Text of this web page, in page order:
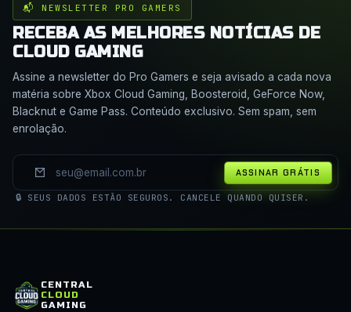
📬 NEWSLETTER PRO GAMERS
RECEBA AS MELHORES NOTÍCIAS DE
CLOUD GAMING
Assine a newsletter do Pro Gamers e seja avisado a cada nova
matéria sobre Xbox Cloud Gaming, Boosteroid, GeForce Now,
Blacknut e Game Pass. Conteúdo exclusivo. Sem spam, sem
enrolação.
ASSINAR GRÁTIS
🔒 SEUS DADOS ESTÃO SEGUROS. CANCELE QUANDO QUISER.
CENTRAL
CLOUD
GAMING